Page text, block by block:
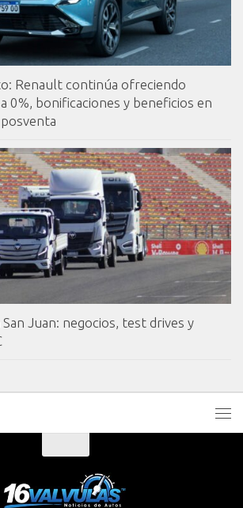
Renault continúa ofreciendo
0%, bonificaciones y beneficios en
San Juan: negocios, test drives y